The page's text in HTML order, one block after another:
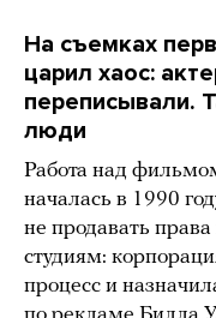
На съемках
царил хаос:
переписывали.
люди
Работа над
началась в 1990
не продавать
студиям:
процесс и